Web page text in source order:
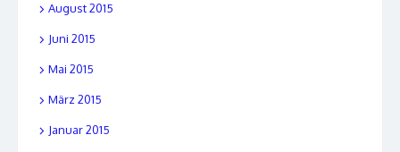
August 2015
Juni 2015
Mai 2015
März 2015
Januar 2015